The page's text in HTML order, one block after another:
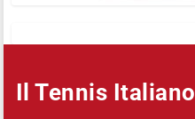
Il Tennis Italiano